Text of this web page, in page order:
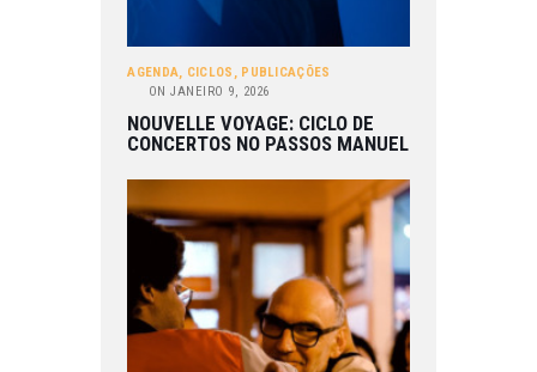
AGENDA, CICLOS , PUBLICAÇÕES
ON JANEIRO 9, 2026
NOUVELLE VOYAGE: CICLO DE
CONCERTOS NO PASSOS MANUEL